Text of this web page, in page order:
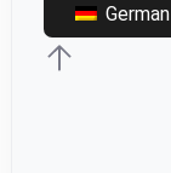
German